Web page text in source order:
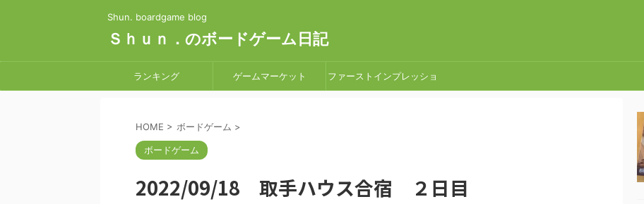
Shun. boardgame blog
Ｓｈｕｎ．のボードゲーム日記
ランキング ゲームマーケット ファーストインプレッショ
HOME > ボードゲーム >
ボードゲーム
2022/09/18 取手ハウス合宿 ２日目